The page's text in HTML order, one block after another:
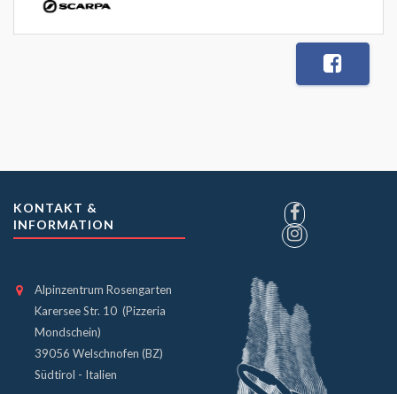
KONTAKT &
INFORMATION
Alpinzentrum Rosengarten
Karersee Str. 10 (Pizzeria
Mondschein)
39056 Welschnofen (BZ)
Südtirol - Italien